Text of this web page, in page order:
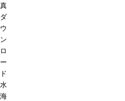
真
ダ
ウ
ン
ロ
ー
ド
水
海